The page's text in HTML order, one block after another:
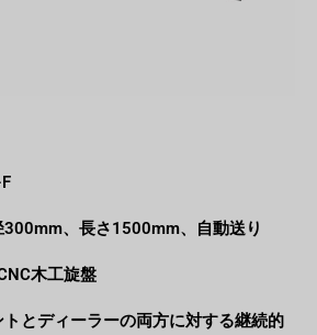
、長さ1500mm、自動送り
木工旋盤
とディーラーの両方に対する継続的